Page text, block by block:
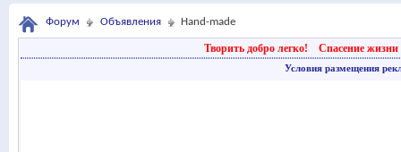
Форум Объявления Hand-made
Творить добро легко! Спасение жизни
Условия размещения